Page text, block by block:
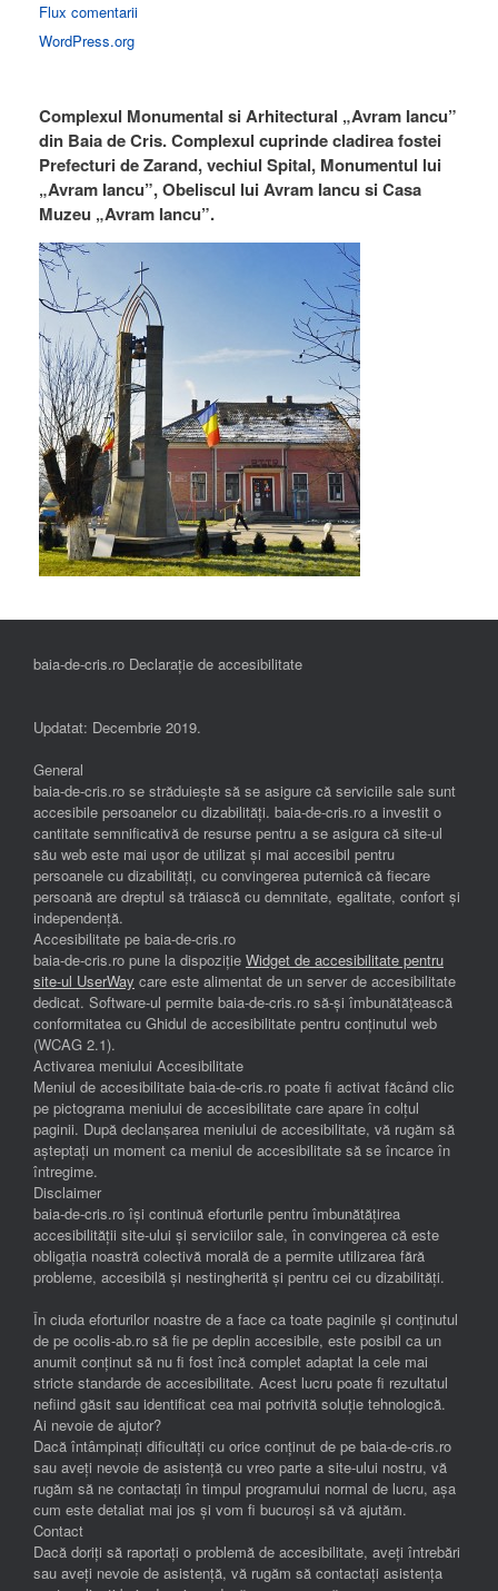
Flux comentarii
WordPress.org
Complexul Monumental si Arhitectural „Avram Iancu”
din Baia de Cris. Complexul cuprinde cladirea fostei
Prefecturi de Zarand, vechiul Spital, Monumentul lui
„Avram Iancu”, Obeliscul lui Avram Iancu si Casa
Muzeu „Avram Iancu”.
baia-de-cris.ro Declarație de accesibilitate
Updatat: Decembrie 2019.
General
baia-de-cris.ro se străduiește să se asigure că serviciile sale sunt
accesibile persoanelor cu dizabilități. baia-de-cris.ro a investit o
cantitate semnificativă de resurse pentru a se asigura că site-ul
său web este mai ușor de utilizat și mai accesibil pentru
persoanele cu dizabilități, cu convingerea puternică că fiecare
persoană are dreptul să trăiască cu demnitate, egalitate, confort și
independenţă.
Accesibilitate pe baia-de-cris.ro
baia-de-cris.ro pune la dispoziție Widget de accesibilitate pentru
site-ul UserWay care este alimentat de un server de accesibilitate
dedicat. Software-ul permite baia-de-cris.ro să-și îmbunătățească
conformitatea cu Ghidul de accesibilitate pentru conținutul web
(WCAG 2.1).
Activarea meniului Accesibilitate
Meniul de accesibilitate baia-de-cris.ro poate fi activat făcând clic
pe pictograma meniului de accesibilitate care apare în colțul
paginii. După declanșarea meniului de accesibilitate, vă rugăm să
așteptați un moment ca meniul de accesibilitate să se încarce în
întregime.
Disclaimer
baia-de-cris.ro își continuă eforturile pentru îmbunătățirea
accesibilității site-ului și serviciilor sale, în convingerea că este
obligația noastră colectivă morală de a permite utilizarea fără
probleme, accesibilă și nestingherită și pentru cei cu dizabilități.
În ciuda eforturilor noastre de a face ca toate paginile și conținutul
de pe ocolis-ab.ro să fie pe deplin accesibile, este posibil ca un
anumit conținut să nu fi fost încă complet adaptat la cele mai
stricte standarde de accesibilitate. Acest lucru poate fi rezultatul
nefiind găsit sau identificat cea mai potrivită soluție tehnologică.
Ai nevoie de ajutor?
Dacă întâmpinați dificultăți cu orice conținut de pe baia-de-cris.ro
sau aveți nevoie de asistență cu vreo parte a site-ului nostru, vă
rugăm să ne contactați în timpul programului normal de lucru, așa
cum este detaliat mai jos și vom fi bucuroși să vă ajutăm.
Contact
Dacă doriți să raportați o problemă de accesibilitate, aveți întrebări
sau aveți nevoie de asistență, vă rugăm să contactați asistența